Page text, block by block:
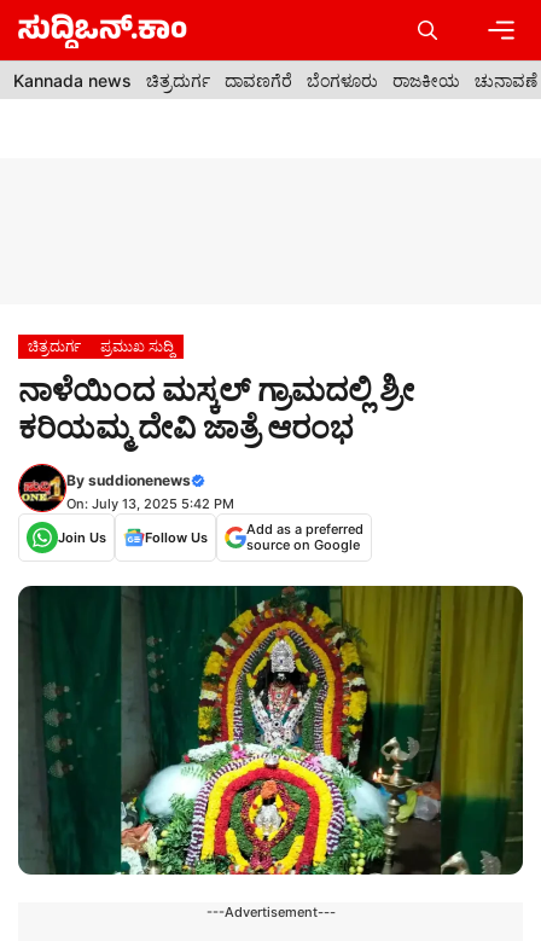
Skip
content
Kannada news ಚಿತ್ರದುರ್ಗ ದಾವಣಗೆರೆ ಬೆಂಗಳೂರು ರಾಜಕೀಯ ಚುನಾವಣೆ
ಚಿತ್ರದುರ್ಗ ಪ್ರಮುಖ ಸುದ್ದಿ
ನಾಳೆಯಿಂದ ಮಸ್ಕಲ್ ಗ್ರಾಮದಲ್ಲಿ ಶ್ರೀ
ಕರಿಯಮ್ಮ ದೇವಿ ಜಾತ್ರೆ ಆರಂಭ
By suddionenews
On: July 13, 2025 5:42 PM
Join Us
Follow Us
Add as a preferred
source on Google
---Advertisement---